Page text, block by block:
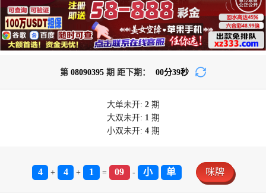
第 08090395 期 距下期： 00分38秒
大单未开: 2期
大双未开: 1期
小双未开: 4期
4 + 4 + 1 = 09 - 小 单 咪牌